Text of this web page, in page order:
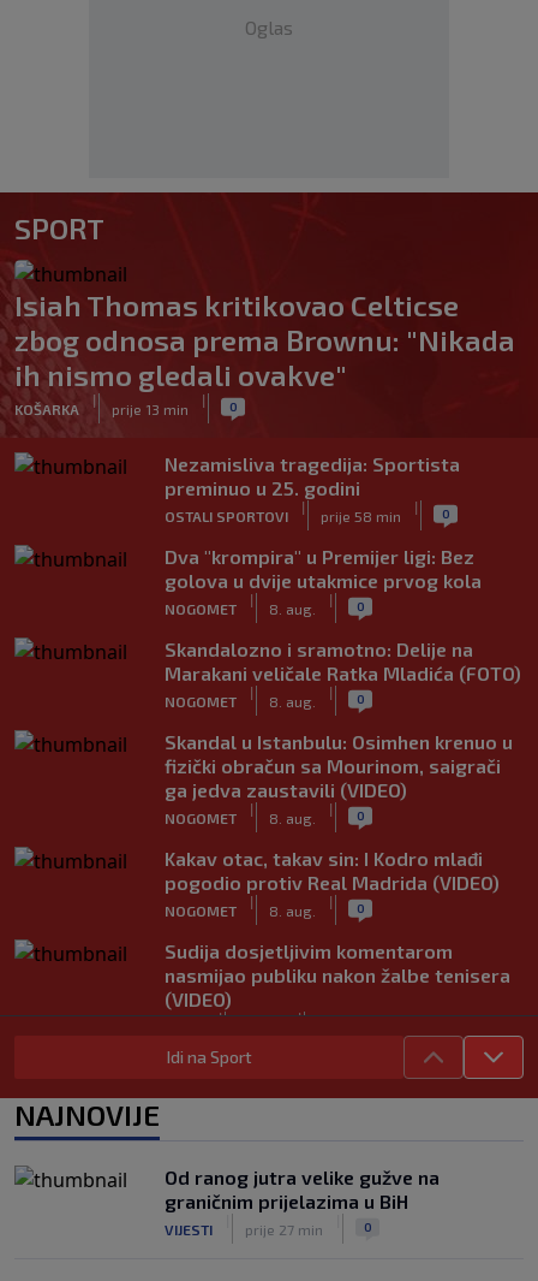
Oglas
SPORT
Isiah Thomas kritikovao Celticse
zbog odnosa prema Brownu: "Nikada
ih nismo gledali ovakve"
KOŠARKA
|
prije 13 min
| 0
Nezamisliva tragedija: Sportista
preminuo u 25. godini
OSTALI SPORTOVI
|
prije 58 min
| 0
Dva "krompira" u Premijer ligi: Bez
golova u dvije utakmice prvog kola
NOGOMET
|
8. aug.
| 0
Skandalozno i sramotno: Delije na
Marakani veličale Ratka Mladića (FOTO)
NOGOMET
|
8. aug.
| 0
Skandal u Istanbulu: Osimhen krenuo u
fizički obračun sa Mourinom, saigrači
ga jedva zaustavili (VIDEO)
NOGOMET
|
8. aug.
| 0
Kakav otac, takav sin: I Kodro mlađi
pogodio protiv Real Madrida (VIDEO)
NOGOMET
|
8. aug.
| 0
Sudija dosjetljivim komentarom
nasmijao publiku nakon žalbe tenisera
(VIDEO)
| |
Haos u Irskoj: Navijač utrčao na teren i
Rivalstvo je ostalo po strani: Real
Madrid se oglasio nakon teškog
gubitka Lionela Messija
Idi na Sport
NAJNOVIJE
Od ranog jutra velike gužve na
graničnim prijelazima u BiH
VIJESTI prije 27 min 0